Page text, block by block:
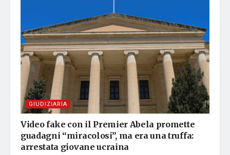
GIUDIZIARIA
Video fake con il Premier Abela promette
guadagni “miracolosi”, ma era una truffa:
arrestata giovane ucraina